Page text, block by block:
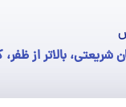
شریعتی، بالاتر از